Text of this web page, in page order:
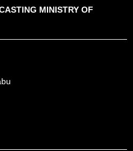
MINISTRY OF